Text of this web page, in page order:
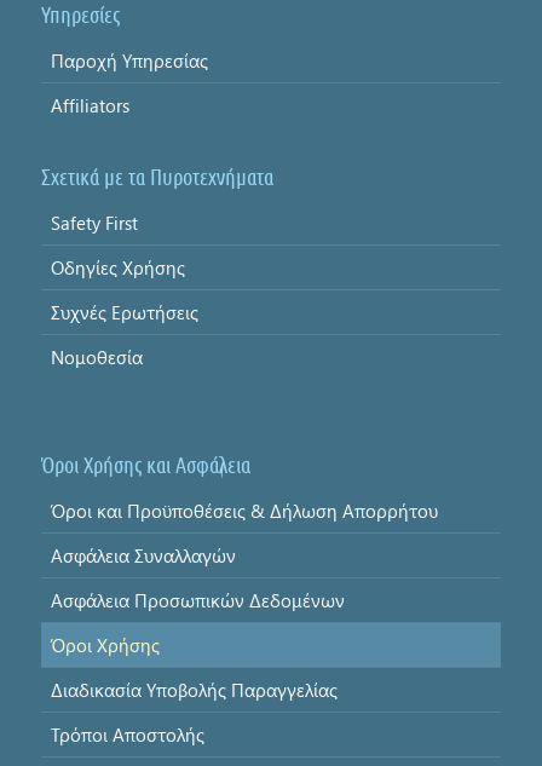
Υπηρεσίες
Παροχή Υπηρεσίας
Affiliators
Σχετικά με τα Πυροτεχνήματα
Safety First
Οδηγίες Χρήσης
Συχνές Ερωτήσεις
Νομοθεσία
Όροι Χρήσης και Ασφάλεια
Όροι και Προϋποθέσεις & Δήλωση Απορρήτου
Ασφάλεια Συναλλαγών
Ασφάλεια Προσωπικών Δεδομένων
Όροι Χρήσης
Διαδικασία Υποβολής Παραγγελίας
Τρόποι Αποστολής